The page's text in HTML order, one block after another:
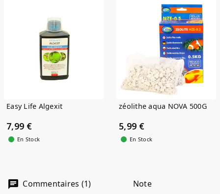
Easy Life Algexit
7,99 €
En Stock
zéolithe aqua NOVA 500G
5,99 €
En Stock
Commentaires (1) Note